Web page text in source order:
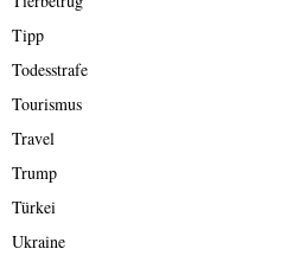
Tipp
Todesstrafe
Tourismus
Travel
Trump
Türkei
Ukraine